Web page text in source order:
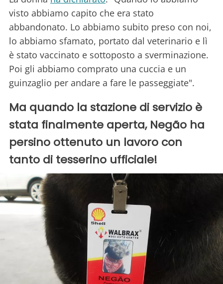
visto abbiamo capito che era stato
abbandonato. Lo abbiamo subito preso con noi,
lo abbiamo sfamato, portato dal veterinario e lì
è stato vaccinato e sottoposto a sverminazione.
Poi gli abbiamo comprato una cuccia e un
guinzaglio per andare a fare le passeggiate".
Ma quando la stazione di servizio è
stata finalmente aperta, Negão ha
persino ottenuto un lavoro con
tanto di tesserino ufficiale!